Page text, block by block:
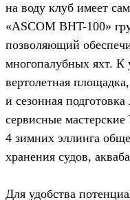
на воду клуб имеет
«ASCOM BHT-100»
позволяющий
многопалубных яхт. К
вертолетная
и сезонная
сервисные
4 зимних эллинга
хранения судов,
Для удобства